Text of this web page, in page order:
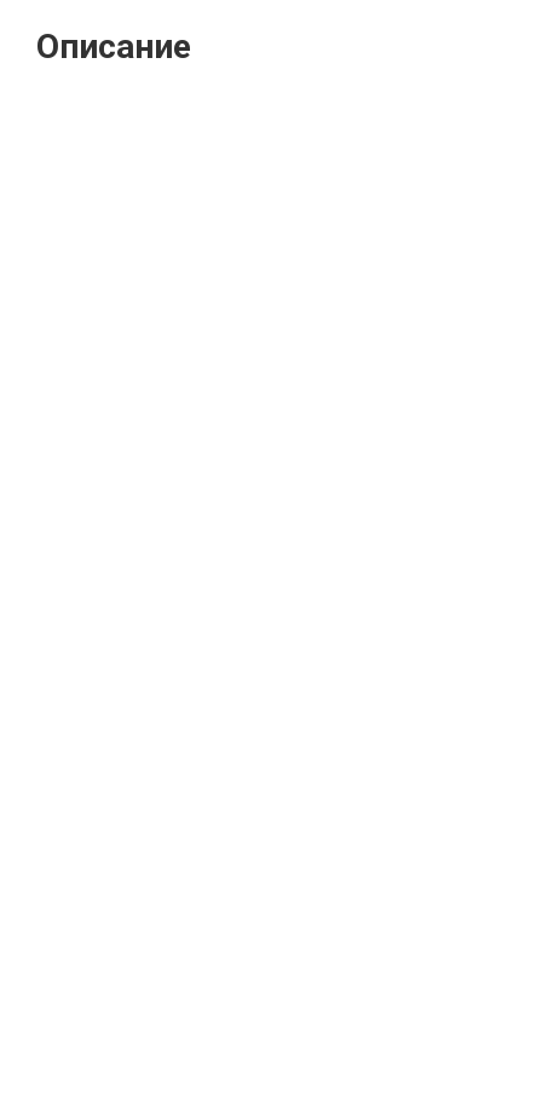
Описание